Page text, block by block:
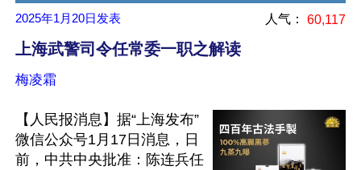
2025年1月20日 发表 人气： 60,117
上海武警司令任常委一职之解读
梅凌霜
【人民报消息】据“上海发布”
微信公众号1月17日消息，日
前，中共中央批准：陈连兵任